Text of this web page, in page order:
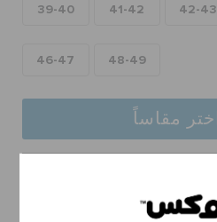
39-40 41-42 42-43
46-47 48-49
اختر مقاساً
ارجاع مجاني لجميع الطلبات